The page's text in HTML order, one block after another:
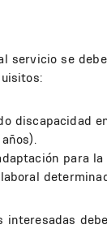
servicio se
discapacidad
para
interesadas